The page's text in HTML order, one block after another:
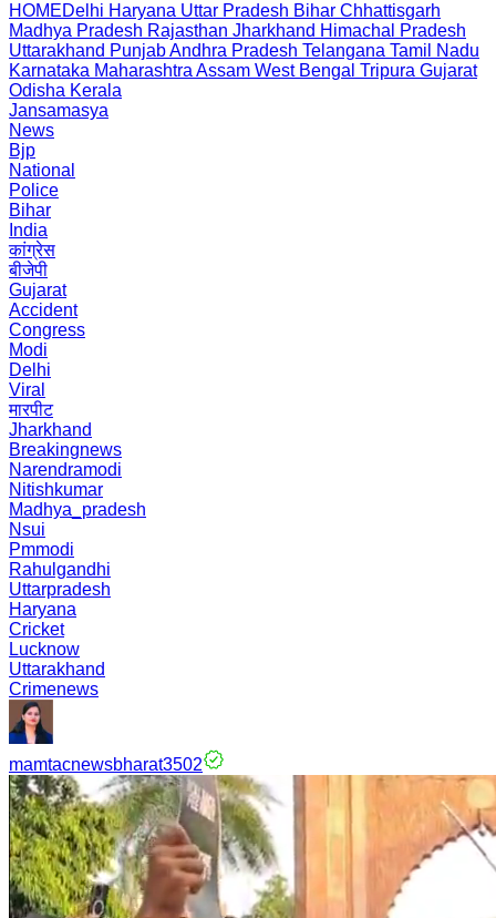
HOMEDelhi Haryana Uttar Pradesh Bihar Chhattisgarh
Madhya Pradesh Rajasthan Jharkhand Himachal Pradesh
Uttarakhand PunjabAndhra Pradesh Telangana Tamil Nadu
Karnataka Maharashtra Assam West Bengal Tripura Gujarat
Odisha Kerala
Jansamasya
News
Bjp
National
Police
Bihar
India
कांग्रेस
बीजेपी
Gujarat
Accident
Congress
Modi
Delhi
Viral
मारपीट
Jharkhand
Breakingnews
Narendramodi
Nitishkumar
Madhya_pradesh
Nsui
Pmmodi
Rahulgandhi
Uttarpradesh
Haryana
Cricket
Lucknow
Uttarakhand
Crimenews
mamtacnewsbharat3502